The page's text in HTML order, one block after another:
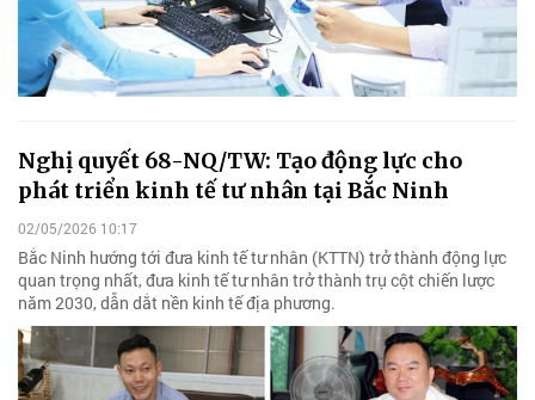
Nghị quyết 68-NQ/TW: Tạo động lực cho
phát triển kinh tế tư nhân tại Bắc Ninh
02/05/2026 10:17
Bắc Ninh hướng tới đưa kinh tế tư nhân (KTTN) trở thành động lực
quan trọng nhất, đưa kinh tế tư nhân trở thành trụ cột chiến lược
năm 2030, dẫn dắt nền kinh tế địa phương.